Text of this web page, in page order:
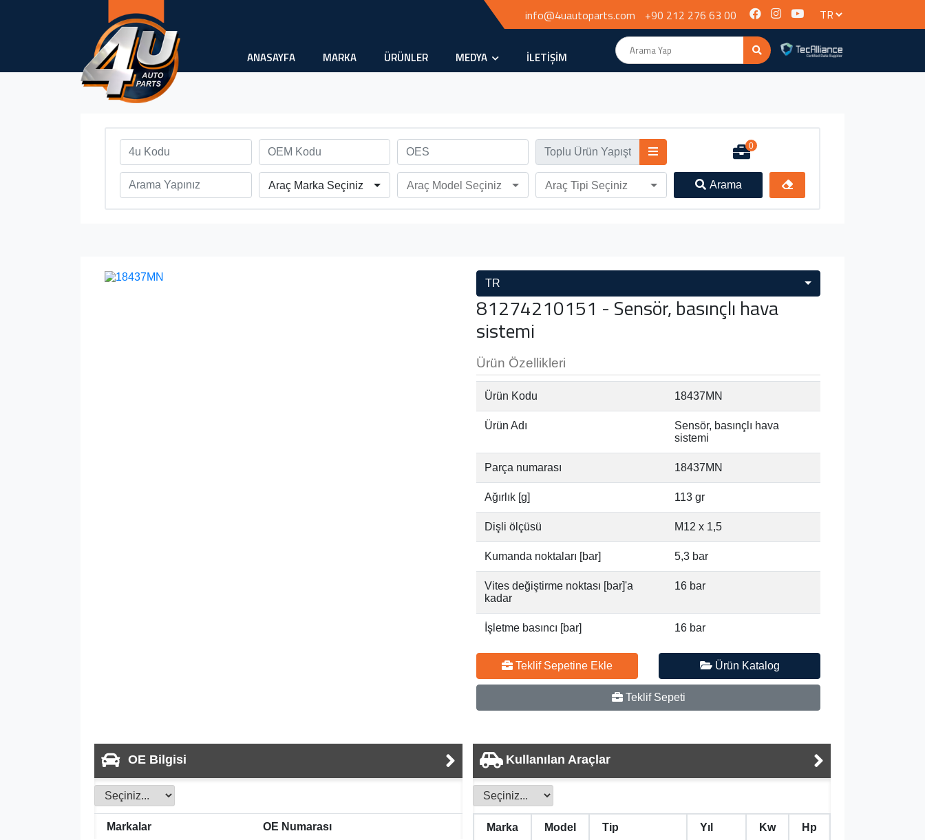
info@4uautoparts.com +90 212 276 63 00
ANASAYFA MARKA ÜRÜNLER MEDYA İLETİŞİM
0
Araç Marka Seçiniz Araç Model Seçiniz Araç Tipi Seçiniz Arama
TR
81274210151 - Sensör, basınçlı hava
sistemi
Ürün Özellikleri
Ürün Kodu 18437MN
Ürün Adı
Sensör, basınçlı hava
sistemi
Parça numarası 18437MN
Ağırlık [g] 113 gr
Dişli ölçüsü M12 x 1,5
Kumanda noktaları [bar] 5,3 bar
Vites değiştirme noktası [bar]'a
kadar
16 bar
İşletme basıncı [bar] 16 bar
Teklif Sepetine Ekle Ürün Katalog
Teklif Sepeti
OE Bilgisi
Markalar OE Numarası
Kullanılan Araçlar
Marka Model Tip Yıl Kw Hp